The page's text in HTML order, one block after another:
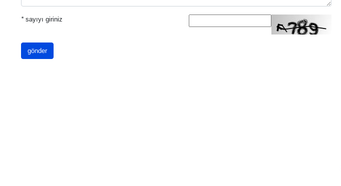
*sayıyı giriniz
gönder